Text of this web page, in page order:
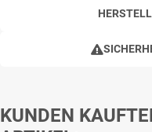
KUNDEN